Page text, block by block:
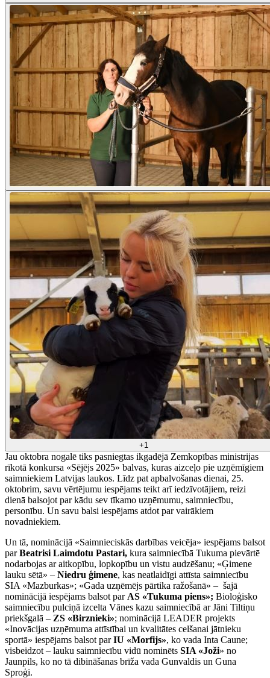
+1
Jau oktobra nogalē tiks pasniegtas ikgadējā Zemkopības ministrijas
rīkotā konkursa «Sējējs 2025» balvas, kuras aizceļo pie uzņēmīgiem
saimniekiem Latvijas laukos. Līdz pat apbalvošanas dienai, 25.
oktobrim, savu vērtējumu iespējams teikt arī iedzīvotājiem, reizi
dienā balsojot par kādu sev tīkamo uzņēmumu, saimniecību,
personību. Un savu balsi iespējams atdot par vairākiem
novadniekiem.
Un tā, nominācijā «Saimnieciskās darbības veicēja» iespējams balsot
parBeatrisi Laimdotu Pastari, kura saimniecībā Tukuma pievārtē
nodarbojas ar aitkopību, lopkopību un vistu audzēšanu; «Ģimene
lauku sētā» – Niedru ģimene, kas neatlaidīgi attīsta saimniecību
SIA «Mazburkas»; «Gada uzņēmējs pārtika ražošanā» – šajā
nominācijā iespējams balsot par AS «Tukuma piens»; Bioloģisko
saimniecību pulciņā izcelta Vānes kazu saimniecībā ar Jāni Tiltiņu
priekšgalā – ZS «Birznieki»; nominācijā LEADER projekts
«Inovācijas uzņēmuma attīstībai un kvalitātes celšanai jātnieku
sportā» iespējams balsot parIU «Morfijs», ko vada Inta Caune;
visbeidzot – lauku saimniecību vidū nominēts SIA «Joži» no
Jaunpils, ko no tā dibināšanas brīža vada Gunvaldis un Guna
Sproģi.